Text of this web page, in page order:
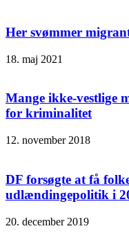
Her svømmer
18. maj 2021
Mange ikke-vestlige
for kriminalitet
12. november 2018
DF forsøgte at få
udlændingepolitik i
20. december 2019